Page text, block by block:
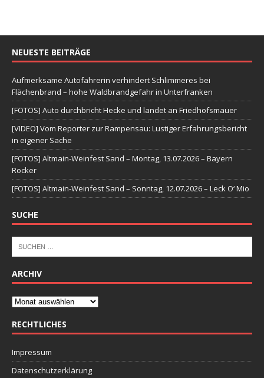
NEUESTE BEITRÄGE
Aufmerksame Autofahrerin verhindert Schlimmeres bei
Flächenbrand – hohe Waldbrandgefahr in Unterfranken
[FOTOS] Auto durchbricht Hecke und landet an Friedhofsmauer
[VIDEO] Vom Reporter zur Rampensau: Lustiger Erfahrungsbericht
in eigener Sache
[FOTOS] Altmain-Weinfest Sand – Montag, 13.07.2026 – Bayern
Rocker
[FOTOS] Altmain-Weinfest Sand – Sonntag, 12.07.2026 – Leck O‘ Mio
SUCHE
ARCHIV
RECHTLICHES
Impressum
Datenschutzerklärung